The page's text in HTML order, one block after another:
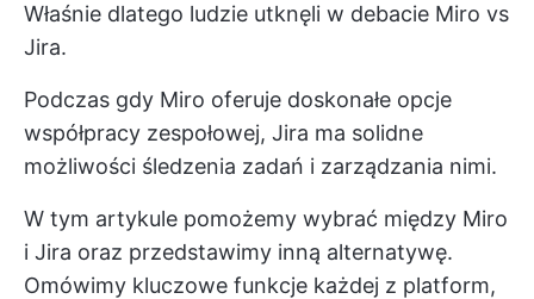
Właśnie dlatego ludzie utknęli w debacie Miro vs
Jira.
Podczas gdy Miro oferuje doskonałe opcje
współpracy zespołowej, Jira ma solidne
możliwości śledzenia zadań i zarządzania nimi.
W tym artykule pomożemy wybrać między Miro
i Jira oraz przedstawimy inną alternatywę.
Omówimy kluczowe funkcje każdej z platform,